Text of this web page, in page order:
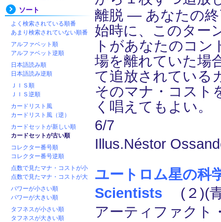
ソート
よく検索されている順番
あまり検索されていない順番
アルファベット順
アルファベット逆順
日本語読み順
日本語読み逆順
ＪＩＳ順
ＪＩＳ逆順
カードリスト風
カードリスト風（逆）
カードセットが新しい順
カードセットが古い順
コレクター番号順
コレクター番号逆順
点数で見たマナ・コストが小
点数で見たマナ・コストが大
パワーが小さい順
パワーが大きい順
タフネスが小さい順
タフネスが大きい順
離脱 ― あなたの
始時に、このター
トがあなたのコン
場を離れていた場
て追放されている
そのマナ・コスト
く唱えてもよい。
6/7
Illus.Néstor
ユートロム星の科
Scientists (２)(
アーティファクト